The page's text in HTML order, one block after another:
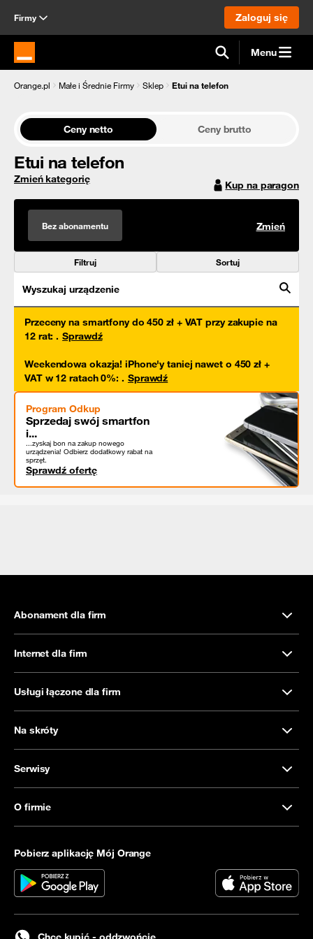
Firmy Zaloguj się
Strona główna Orange.pl Menu
Orange.pl Małe i Średnie Firmy Sklep Etui na telefon
Ceny netto Ceny brutto
Etui na telefon
Zmień kategorię Kup na paragon
Bez abonamentu Zmień
Filtruj Sortuj
Wyszukaj urządzenie
Przeceny na smartfony do 450 zł + VAT przy zakupie na
12 rat: . Sprawdź
Weekendowa okazja! iPhone'y taniej nawet o 450 zł +
VAT w 12 ratach 0%: . Sprawdź
Program Odkup
Sprzedaj swój smartfon
i...
...zyskaj bon na zakup nowego
urządzenia! Odbierz dodatkowy rabat na
sprzęt.
Sprawdź ofertę
Abonament dla firm
Internet dla firm
Usługi łączone dla firm
Na skróty
Serwisy
O firmie
Pobierz aplikację Mój Orange